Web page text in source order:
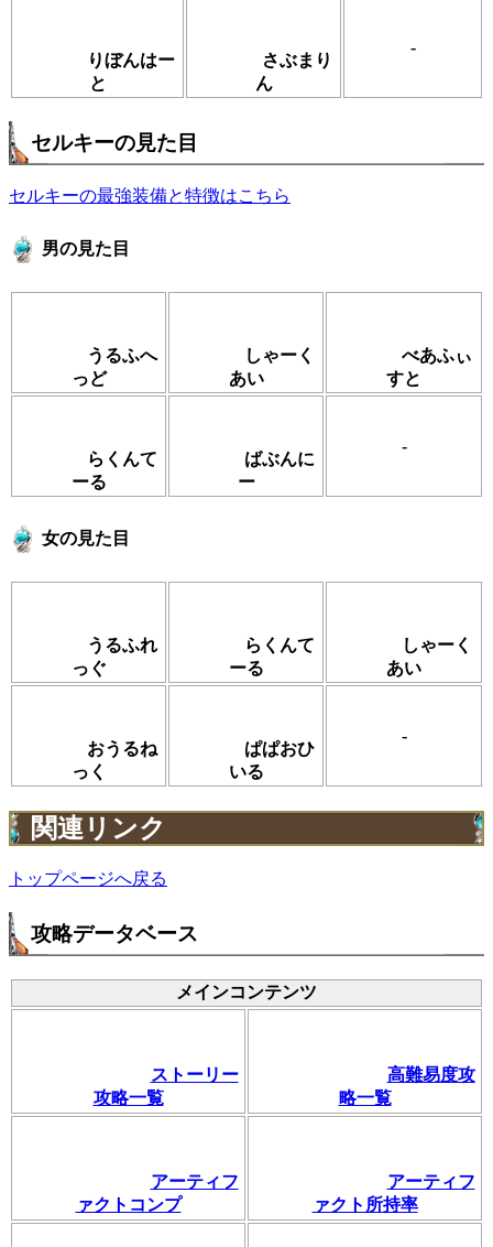
りぼんはー
と
さぶまり
ん
-
セルキーの見た目
セルキーの最強装備と特徴はこちら
男の見た目
うるふへ
っど
しゃーく
あい
べあふぃ
すと
らくんて
ーる
ばぶんに
ー
-
女の見た目
うるふれ
っぐ
らくんて
ーる
しゃーく
あい
おうるね
っく
ぱぱおひ
いる
-
関連リンク
トップページへ戻る
攻略データベース
メインコンテンツ
ストーリー
攻略一覧
高難易度攻
略一覧
アーティフ
ァクトコンプ
アーティフ
ァクト所持率